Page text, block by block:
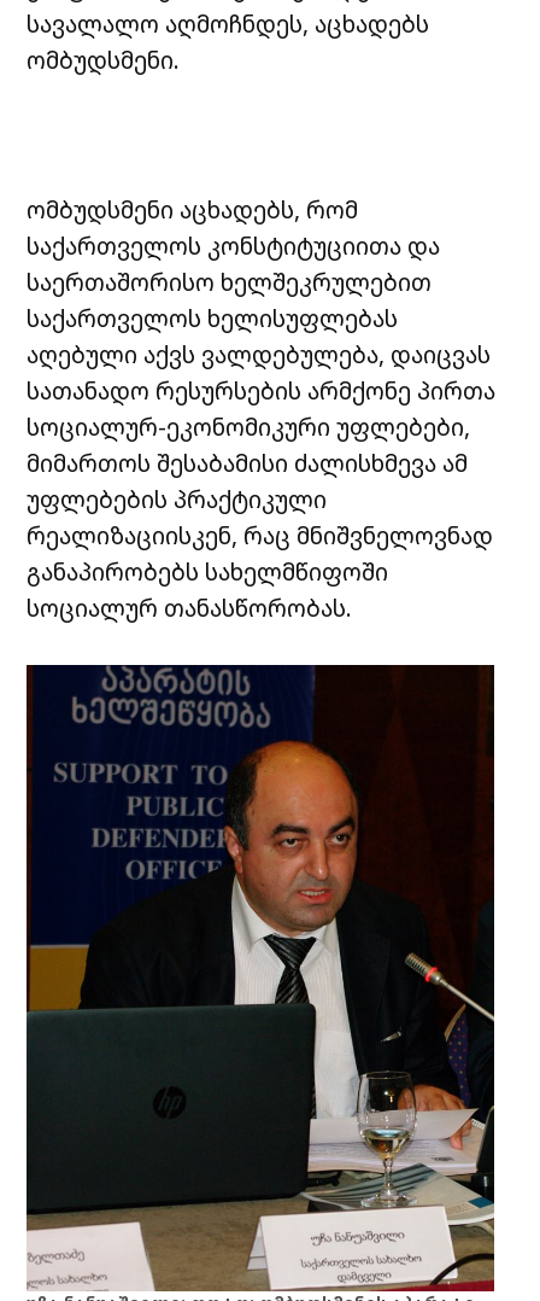
სავალალო აღმოჩნდეს, აცხადებს
ომბუდსმენი.
ომბუდსმენი აცხადებს, რომ
საქართველოს კონსტიტუციითა და
საერთაშორისო ხელშეკრულებით
საქართველოს ხელისუფლებას
აღებული აქვს ვალდებულება, დაიცვას
სათანადო რესურსების არმქონე პირთა
სოციალურ-ეკონომიკური უფლებები,
მიმართოს შესაბამისი ძალისხმევა ამ
უფლებების პრაქტიკული
რეალიზაციისკენ, რაც მნიშვნელოვნად
განაპირობებს სახელმწიფოში
სოციალურ თანასწორობას.